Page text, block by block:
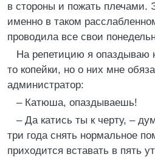
в стороны и пожать плечами.
именно в таком
проводила все свои
На репетицию я опаздываю
то копейки, но о них мне
администратор:
– Катюша, опаздываешь!
– Да катись ты к черту, –
три года снять нормальное
приходится вставать в пять